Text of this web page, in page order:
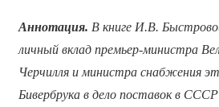
Аннотация. В книге И.В.
личный вклад премьер-министра
Черчилля и министра снабжения
Бивербрука в дело поставок в